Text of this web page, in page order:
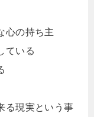
心の持ち主
ている
る現実という事